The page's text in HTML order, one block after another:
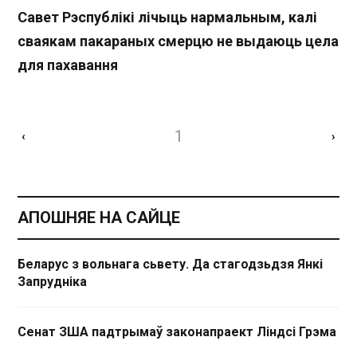
Савет Рэспублікі лічыць нармальным, калі
сваякам пакараных смерцю не выдаюць цела
для пахавання
‹ 1 ›
АПОШНЯЕ НА САЙЦЕ
Беларус з вольнага сьвету. Да стагодзьдзя Янкі
Запрудніка
Сенат ЗША падтрымаў законапраект Ліндсі Грэма